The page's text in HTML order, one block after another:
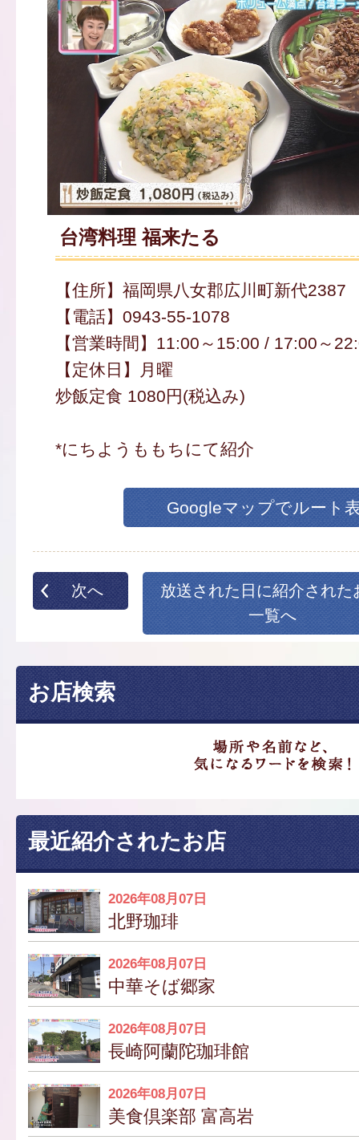
台湾料理 福来たる
【住所】福岡県八女郡広川町新代2387
【電話】0943-55-1078
【営業時間】11:00～15:00 / 17:00～
【定休日】月曜
炒飯定食 1080円(税込み)
*にちようももちにて紹介
Googleマップでルート
次へ
放送された日に紹介された
一覧へ
お店検索
最近紹介されたお店
2026年08月07日
北野珈琲
2026年08月07日
中華そば郷家
2026年08月07日
長崎阿蘭陀珈琲館
2026年08月07日
美食倶楽部 富高岩